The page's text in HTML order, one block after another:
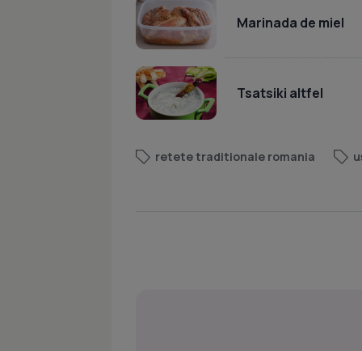
Marinada de miel
Tsatsiki altfel
retete traditionale romania